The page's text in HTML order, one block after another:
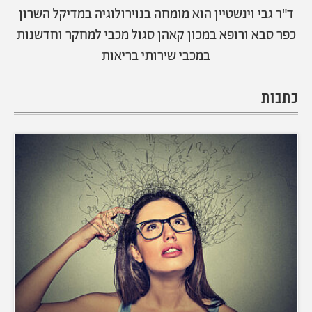
תרבות ופנאי
הפקות אופנה
עיצוב
קריירה
יחסים
משפחה
חופש
תוכן מקודם
מי אנחנו
תנאי שימוש
הצהרת נגישות
שירות לקוחות למנויים
© יובל סיגלר תקשורת בע"מ 2026
Designed, Developed and Powered by RGB Media
ד"ר גבי וינשטיין הוא מומחה בנוירולוגיה במדיקל השרון
כפר סבא ורופא במכון קאהן סגול מכבי למחקר וחדשנות
במכבי שירותי בריאות
כתבות